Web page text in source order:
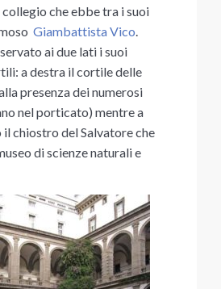
che ebbe tra i suoi
Giambattista Vico.
ai due lati i suoi
a destra il cortile delle
presenza dei numerosi
nel porticato) mentre a
chiostro del Salvatore che
di scienze naturali e